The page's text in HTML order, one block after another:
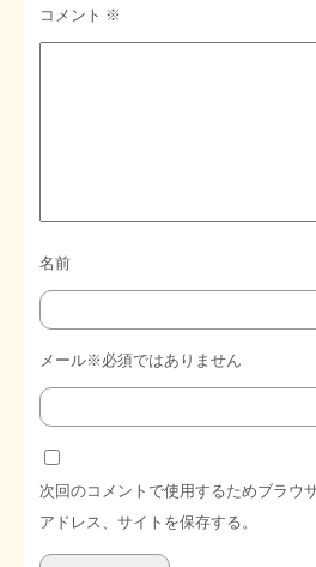
コメント ※
名前
メール※必須ではありません
次回のコメントで使用するためブラウ
アドレス、サイトを保存する。